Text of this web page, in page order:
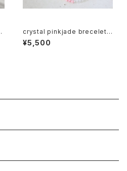
crystal pinkjade brecelet
[kgf5011]
¥5,500